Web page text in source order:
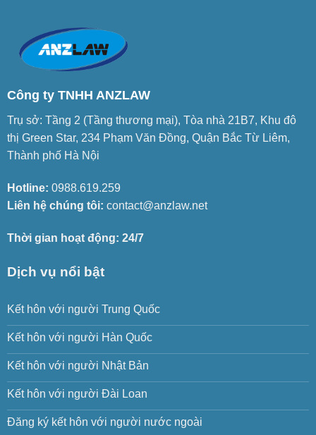
Công ty TNHH ANZLAW
Trụ sở: Tầng 2 (Tầng thương mại), Tòa nhà 21B7, Khu đô
thị Green Star, 234 Phạm Văn Đồng, Quận Bắc Từ Liêm,
Thành phố Hà Nội
Hotline: 0988.619.259
Liên hệ chúng tôi: contact@anzlaw.net
Thời gian hoạt động: 24/7
Dịch vụ nổi bật
Kết hôn với người Trung Quốc
Kết hôn với người Hàn Quốc
Kết hôn với người Nhật Bản
Kết hôn với người Đài Loan
Đăng ký kết hôn với người nước ngoài